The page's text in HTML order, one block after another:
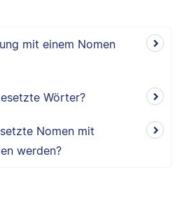
mit einem Nomen
Wörter?
Nomen mit
werden?